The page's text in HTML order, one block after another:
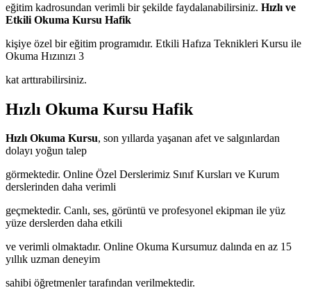
eğitim kadrosundan verimli bir şekilde faydalanabilirsiniz. Hızlı ve
Etkili Okuma Kursu Hafik
kişiye özel bir eğitim programıdır. Etkili Hafıza Teknikleri Kursu ile
Okuma Hızınızı 3
kat arttırabilirsiniz.
Hızlı Okuma Kursu Hafik
Hızlı Okuma Kursu, son yıllarda yaşanan afet ve salgınlardan
dolayı yoğun talep
görmektedir. Online Özel Derslerimiz Sınıf Kursları ve Kurum
derslerinden daha verimli
geçmektedir. Canlı, ses, görüntü ve profesyonel ekipman ile yüz
yüze derslerden daha etkili
ve verimli olmaktadır. Online Okuma Kursumuz dalında en az 15
yıllık uzman deneyim
sahibi öğretmenler tarafından verilmektedir.